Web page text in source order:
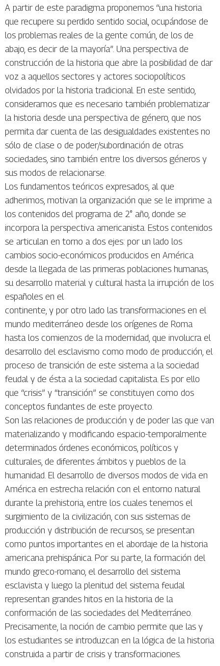
A partir de este paradigma proponemos “una historia
que recupere su perdido sentido social, ocupándose de
los problemas reales de la gente común, de los de
abajo, es decir de la mayoría”. Una perspectiva de
construcción de la historia que abre la posibilidad de dar
voz a aquellos sectores y actores sociopolíticos
olvidados por la historia tradicional. En este sentido,
consideramos que es necesario también problematizar
la historia desde una perspectiva de género, que nos
permita dar cuenta de las desigualdades existentes no
sólo de clase o de poder/subordinación de otras
sociedades, sino también entre los diversos géneros y
sus modos de relacionarse.
Los fundamentos teóricos expresados, al que
adherimos, motivan la organización que se le imprime a
los contenidos del programa de 2° año, donde se
incorpora la perspectiva americanista. Estos contenidos
se articulan en torno a dos ejes: por un lado los
cambios socio-económicos producidos en América
desde la llegada de las primeras poblaciones humanas,
su desarrollo material y cultural hasta la irrupción de los
españoles en el
continente, y por otro lado las transformaciones en el
mundo mediterráneo desde los orígenes de Roma
hasta los comienzos de la modernidad, que involucra el
desarrollo del esclavismo como modo de producción, el
proceso de transición de este sistema a la sociedad
feudal y de ésta a la sociedad capitalista. Es por ello
que “crisis” y “transición” se constituyen como dos
conceptos fundantes de este proyecto.
Son las relaciones de producción y de poder las que van
materializando y modificando espacio-temporalmente
determinados órdenes económicos, políticos y
culturales, de diferentes ámbitos y pueblos de la
humanidad. El desarrollo de diversos modos de vida en
América en estrecha relación con el entorno natural
durante la prehistoria, entre los cuales tenemos el
surgimiento de la civilización, con sus sistemas de
producción y distribución de recursos, se presentan
como puntos importantes en el abordaje de la historia
americana prehispánica. Por su parte, la formación del
mundo greco-romano, el desarrollo del sistema
esclavista y luego la plenitud del sistema feudal
representan grandes hitos en la historia de la
conformación de las sociedades del Mediterráneo.
Precisamente, la noción de cambio permite que las y
los estudiantes se introduzcan en la lógica de la historia
construida a partir de crisis y transformaciones.